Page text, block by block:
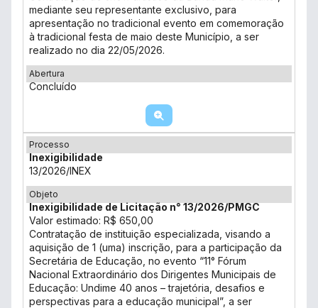
mediante seu representante exclusivo, para
apresentação no tradicional evento em comemoração
à tradicional festa de maio deste Município, a ser
realizado no dia 22/05/2026.
Abertura
Concluído
Processo
Inexigibilidade
13/2026/INEX
Objeto
Inexigibilidade de Licitação n° 13/2026/PMGC
Valor estimado: R$ 650,00
Contratação de instituição especializada, visando a
aquisição de 1 (uma) inscrição, para a participação da
Secretária de Educação, no evento “11° Fórum
Nacional Extraordinário dos Dirigentes Municipais de
Educação: Undime 40 anos – trajetória, desafios e
perspectivas para a educação municipal”, a ser